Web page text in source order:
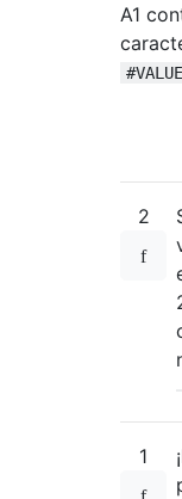
A1
2
1